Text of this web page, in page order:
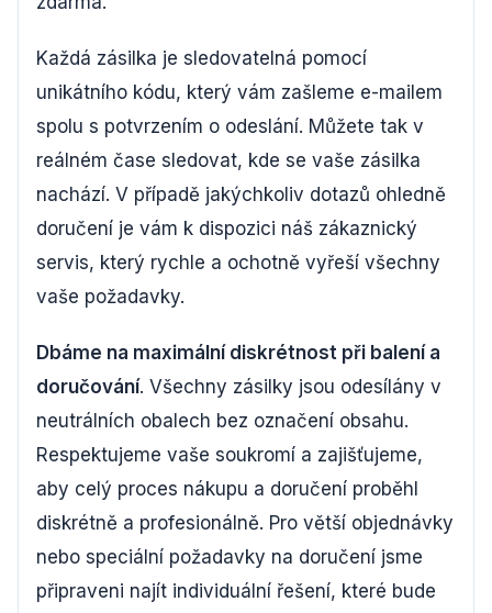
Každá zásilka je sledovatelná pomocí
unikátního kódu, který vám zašleme e-mailem
spolu s potvrzením o odeslání. Můžete tak v
reálném čase sledovat, kde se vaše zásilka
nachází. V případě jakýchkoliv dotazů ohledně
doručení je vám k dispozici náš zákaznický
servis, který rychle a ochotně vyřeší všechny
vaše požadavky.
Dbáme na maximální diskrétnost při balení a
doručování. Všechny zásilky jsou odesílány v
neutrálních obalech bez označení obsahu.
Respektujeme vaše soukromí a zajišťujeme,
aby celý proces nákupu a doručení proběhl
diskrétně a profesionálně. Pro větší objednávky
nebo speciální požadavky na doručení jsme
připraveni najít individuální řešení, které bude